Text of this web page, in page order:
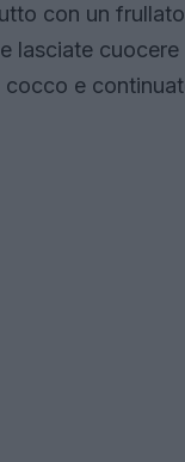
con un
lasciate
e